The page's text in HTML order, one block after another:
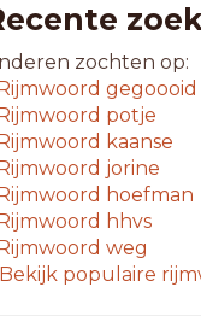
zochten op:
gegoooid
potje
kaanse
jorine
hoefman
hhvs
weg
Bekijk populaire